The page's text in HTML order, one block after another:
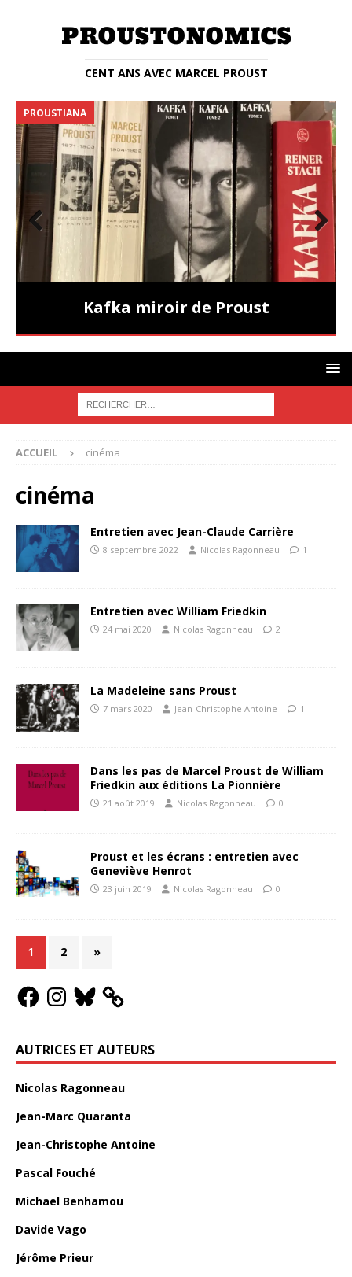
CENT ANS AVEC MARCEL PROUST
PROUSTIANA
Kafka miroir de Proust
Nex
ACCUEIL cinéma
cinéma
Entretien avec Jean-Claude Carrière
8 septembre 2022 Nicolas Ragonneau 1
Entretien avec William Friedkin
24 mai 2020 Nicolas Ragonneau 2
La Madeleine sans Proust
7 mars 2020 Jean-Christophe Antoine 1
Dans les pas de Marcel Proust de William
Friedkin aux éditions La Pionnière
21 août 2019 Nicolas Ragonneau 0
Proust et les écrans : entretien avec
Geneviève Henrot
23 juin 2019 Nicolas Ragonneau 0
1 2 »
AUTRICES ET AUTEURS
Nicolas Ragonneau
Jean-Marc Quaranta
Jean-Christophe Antoine
Pascal Fouché
Michael Benhamou
Davide Vago
Jérôme Prieur